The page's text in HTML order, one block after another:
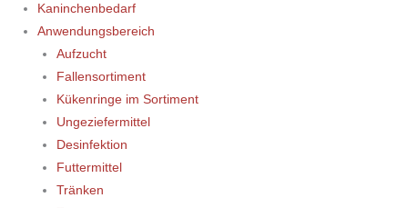
Kaninchenbedarf
Anwendungsbereich
Aufzucht
Fallensortiment
Kükenringe im Sortiment
Ungeziefermittel
Desinfektion
Futtermittel
Tränken